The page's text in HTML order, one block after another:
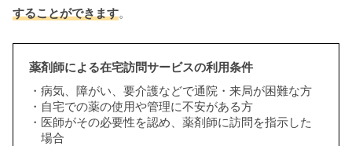
することができます。
薬剤師による在宅訪問サービスの利用条件
病気、障がい、要介護などで通院・来局が困難な方
自宅での薬の使用や管理に不安がある方
医師がその必要性を認め、薬剤師に訪問を指示した
場合